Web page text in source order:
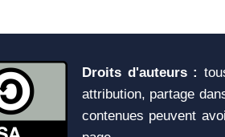
Droits d'auteurs :
attribution, partage
contenues peuvent